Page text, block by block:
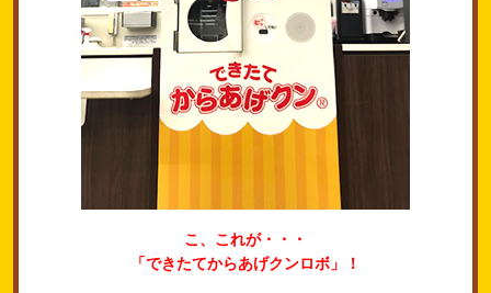
こ、これが・・・
「できたてからあげクンロボ」！